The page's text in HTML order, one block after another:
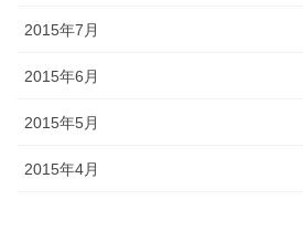
2015年7月
2015年6月
2015年5月
2015年4月